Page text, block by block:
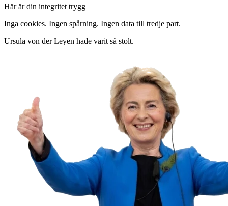
Här är din integritet trygg
Inga cookies. Ingen spårning. Ingen data till tredje part.
Ursula von der Leyen hade varit så stolt.